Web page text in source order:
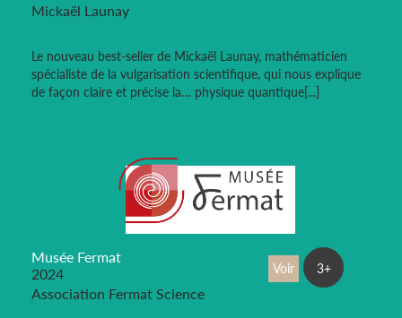
Mickaël Launay
Le nouveau best-seller de Mickaël Launay, mathématicien
spécialiste de la vulgarisation scientifique, qui nous explique
de façon claire et précise la… physique quantique[...]
Musée Fermat
2024
Association Fermat Science
Voir 3+